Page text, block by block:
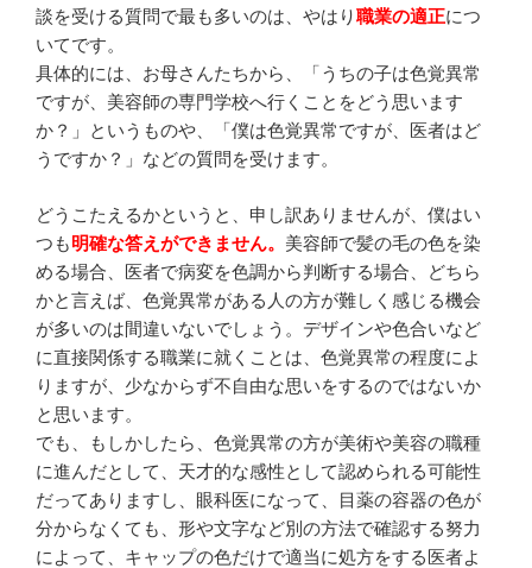
談を受ける質問で最も多いのは、やはり職業の適正につ
いてです。
具体的には、お母さんたちから、「うちの子は色覚異常
ですが、美容師の専門学校へ行くことをどう思います
か？」というものや、「僕は色覚異常ですが、医者はど
うですか？」などの質問を受けます。
どうこたえるかというと、申し訳ありませんが、僕はい
つも明確な答えができません。 美容師で髪の毛の色を染
める場合、医者で病変を色調から判断する場合、どちら
かと言えば、色覚異常がある人の方が難しく感じる機会
が多いのは間違いないでしょう。デザインや色合いなど
に直接関係する職業に就くことは、色覚異常の程度によ
りますが、少なからず不自由な思いをするのではないか
と思います。
でも、もしかしたら、色覚異常の方が美術や美容の職種
に進んだとして、天才的な感性として認められる可能性
だってありますし、眼科医になって、目薬の容器の色が
分からなくても、形や文字など別の方法で確認する努力
によって、キャップの色だけで適当に処方をする医者よ